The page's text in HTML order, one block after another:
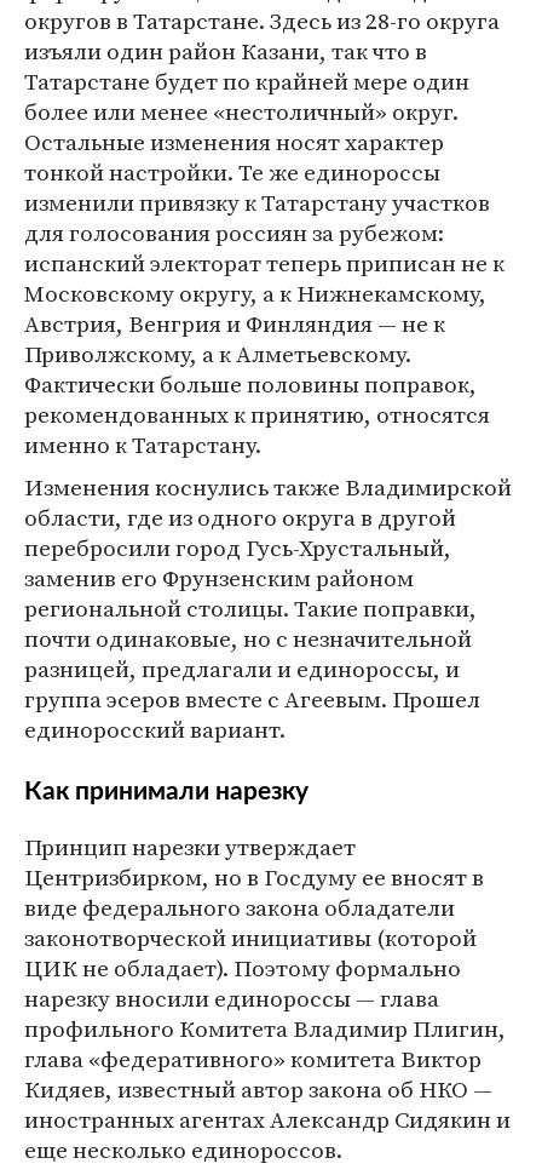
округов в Татарстане. Здесь из 28-го округа
изъяли один район Казани, так что в
Татарстане будет по крайней мере один
более или менее «нестоличный» округ.
Остальные изменения носят характер
тонкой настройки. Те же единороссы
изменили привязку к Татарстану участков
для голосования россиян за рубежом:
испанский электорат теперь приписан не к
Московскому округу, а к Нижнекамскому,
Австрия, Венгрия и Финляндия — не к
Приволжскому, а к Алметьевскому.
Фактически больше половины поправок,
рекомендованных к принятию, относятся
именно к Татарстану.
Изменения коснулись также Владимирской
области, где из одного округа в другой
перебросили город Гусь-Хрустальный,
заменив его Фрунзенским районом
региональной столицы. Такие поправки,
почти одинаковые, но с незначительной
разницей, предлагали и единороссы, и
группа эсеров вместе с Агеевым. Прошел
единоросский вариант.
Как принимали нарезку
Принцип нарезки утверждает
Центризбирком, но в Госдуму ее вносят в
виде федерального закона обладатели
законотворческой инициативы (которой
ЦИК не обладает). Поэтому формально
нарезку вносили единороссы — глава
профильного Комитета Владимир Плигин,
глава «федеративного» комитета Виктор
Кидяев, известный автор закона об НКО —
иностранных агентах Александр Сидякин и
еще несколько единороссов.